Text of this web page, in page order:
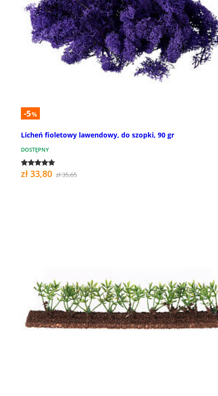
-5%
Licheń fioletowy lawendowy, do szopki, 90 gr
DOSTĘPNY
zł 33,80 zł 35,65